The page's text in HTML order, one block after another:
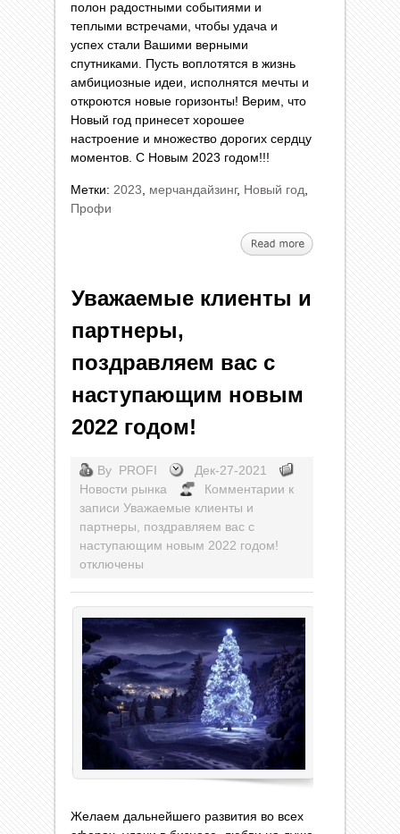
полон радостными событиями и
теплыми встречами, чтобы удача и
успех стали Вашими верными
спутниками. Пусть воплотятся в жизнь
амбициозные идеи, исполнятся мечты и
откроются новые горизонты! Верим, что
Новый год принесет хорошее
настроение и множество дорогих сердцу
моментов. С Новым 2023 годом!!!
Метки: 2023 мерчандайзинг, Новый год
Профи
Уважаемые клиенты и
партнеры,
поздравляем вас с
наступающим новым
2022 годом!
By PROFI
Дек-27-2021
Новости рынка
Комментарии к
записи Уважаемые клиенты и
партнеры, поздравляем вас с
наступающим новым 2022 годом!
отключены
Желаем дальнейшего развития во всех